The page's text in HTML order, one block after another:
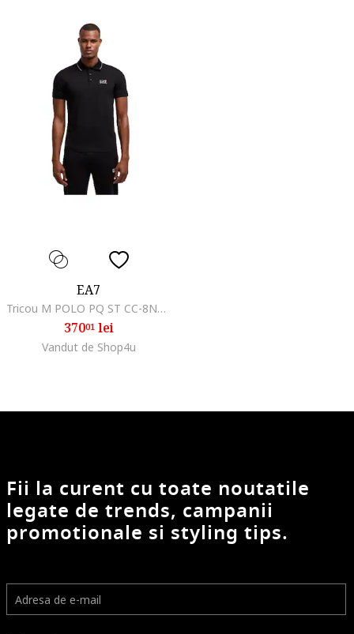
EA7
Tricou M POLO PQ ST CC-8NPF16-PJVUZ-1200
37001lei
Vandut de Shop4u
Fii la curent cu toate noutatile
legate de trends, campanii
promotionale si styling tips.